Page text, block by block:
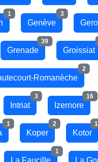
1
Genève
3
Grenade
39
Groissiat
Romanèche
2
Intriat
3
Izernore
16
1
Koper
2
Kotor
La Faucille
1
La